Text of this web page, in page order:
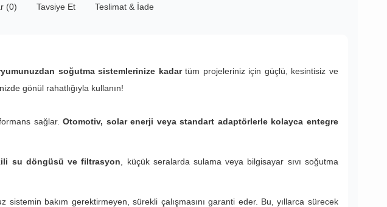
(0) Tavsiye Et Teslimat & İade
soğutma sistemlerinize kadartüm projeleriniz için güçlü, kesintisiz ve
gönül rahatlığıyla kullanın!
sağlar.Otomotiv, solar enerji veya standart adaptörlerle kolayca entegre
su döngüsü ve filtrasyon , küçük seralarda sulama veya bilgisayar sıvı soğutma
bakım gerektirmeyen, sürekli çalışmasını garanti eder. Bu, yıllarca sürecek